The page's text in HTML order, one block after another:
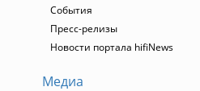
События
Пресс-релизы
Новости портала hifiNews
Медиа